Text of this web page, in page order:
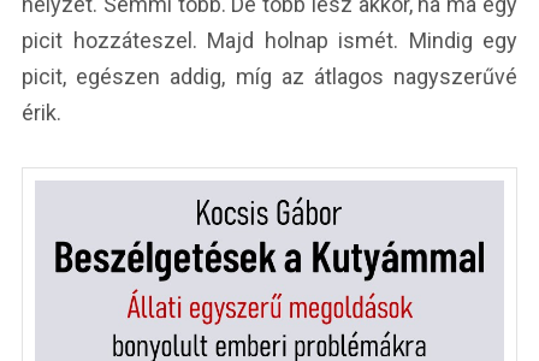
picit hozzáteszel. Majd holnap ismét. Mindig egy
picit, egészen addig, míg az átlagos nagyszerűvé
érik.